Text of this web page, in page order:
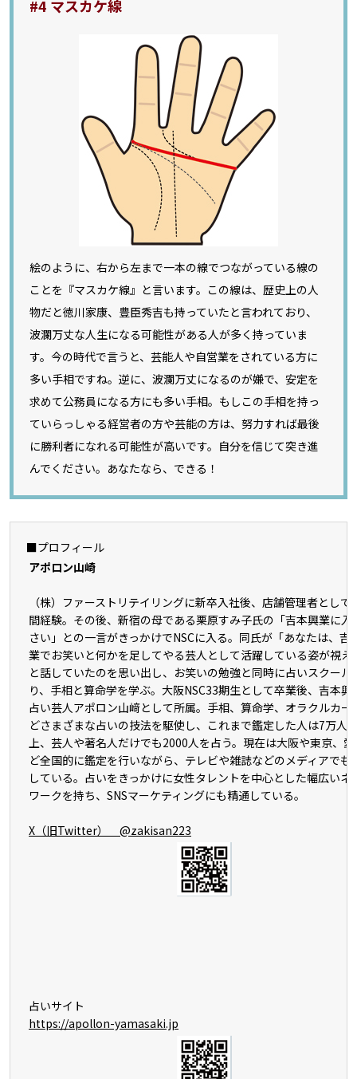
#4 マスカケ線
絵のように、右から左まで一本の線でつながっている線の
ことを『マスカケ線』と言います。この線は、歴史上の人
物だと徳川家康、豊臣秀吉も持っていたと言われており、
波瀾万丈な人生になる可能性がある人が多く持っていま
す。今の時代で言うと、芸能人や自営業をされている方に
多い手相ですね。逆に、波瀾万丈になるのが嫌で、安定を
求めて公務員になる方にも多い手相。もしこの手相を持っ
ていらっしゃる経営者の方や芸能の方は、努力すれば最後
に勝利者になれる可能性が高いです。自分を信じて突き進
んでください。あなたなら、できる！
■プロフィール
アポロン山崎
（株）ファーストリテイリングに新卒入社後、店舗管理者として
間経験。その後、新宿の母である栗原すみ子氏の「吉本興業に入
さい」との一言がきっかけでNSCに入る。同氏が「あなたは、吉
業でお笑いと何かを足してやる芸人として活躍している姿が視え
と話していたのを思い出し、お笑いの勉強と同時に占いスクール
り、手相と算命学を学ぶ。大阪NSC33期生として卒業後、吉本興
占い芸人アポロン山﨑として所属。手相、算命学、オラクルカー
どさまざまな占いの技法を駆使し、これまで鑑定した人は7万人
上、芸人や著名人だけでも2000人を占う。現在は大阪や東京、
ど全国的に鑑定を行いながら、テレビや雑誌などのメディアでも
している。占いをきっかけに女性タレントを中心とした幅広いネ
ワークを持ち、SNSマーケティングにも精通している。
X（旧Twitter） @zakisan223
占いサイト
https://apollon-yamasaki.jp